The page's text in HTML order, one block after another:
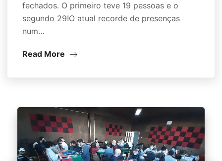
fechados. O primeiro teve 19 pessoas e o
segundo 29!O atual recorde de presenças
num…
Read More